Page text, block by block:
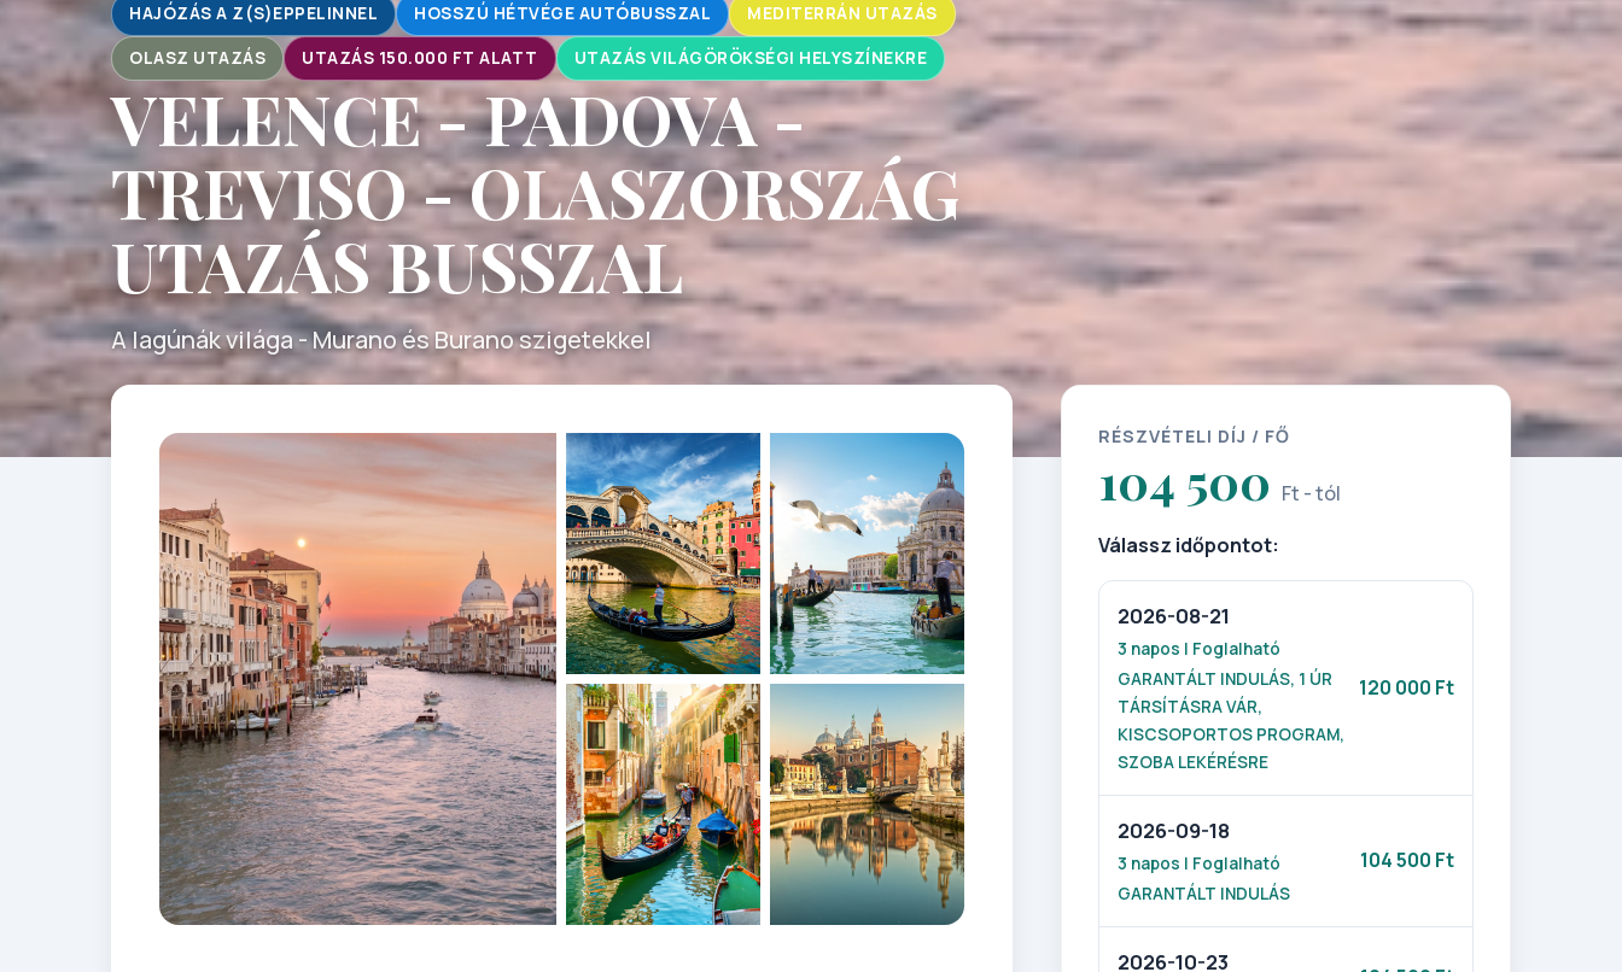
HAJÓZÁS A Z(S)EPPELINNEL HOSSZÚ HÉTVÉGE AUTÓBUSSZAL MEDITERRÁN UTAZÁS
OLASZ UTAZÁS UTAZÁS 150.000 FT ALATT UTAZÁS VILÁGÖRÖKSÉGI HELYSZÍNEKRE
VELENCE - PADOVA -
TREVISO - OLASZORSZÁG
UTAZÁS BUSSZAL
A lagúnák világa - Murano és Burano szigetekkel
RÉSZVÉTELI DÍJ / FŐ
104 500 Ft - tól
Válassz időpontot:
2026-08-21
3 napos | Foglalható
GARANTÁLT INDULÁS, 1 ÚR
TÁRSÍTÁSRA VÁR,
KISCSOPORTOS PROGRAM,
SZOBA LEKÉRÉSRE
120 000 Ft
2026-09-18
3 napos | Foglalható
GARANTÁLT INDULÁS
104 500 Ft
2026-10-23